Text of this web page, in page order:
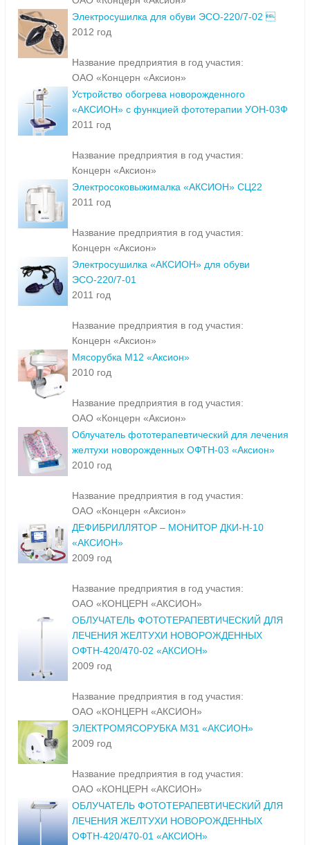
Электросушилка для обуви ЭСО-220/7-02 
2012 год
Название предприятия в год участия:
ОАО «Концерн «Аксион»
Устройство обогрева новорожденного
«АКСИОН» с функцией фототерапии УОН-03Ф
2011 год
Название предприятия в год участия:
Концерн «Аксион»
Электросоковыжималка «АКСИОН» СЦ22
2011 год
Название предприятия в год участия:
Концерн «Аксион»
Электросушилка «АКСИОН» для обуви
ЭСО-220/7-01
2011 год
Название предприятия в год участия:
Концерн «Аксион»
Мясорубка М12 «Аксион»
2010 год
Название предприятия в год участия:
ОАО «Концерн «Аксион»
Облучатель фототерапевтический для лечения
желтухи новорожденных ОФТН-03 «Аксион»
2010 год
Название предприятия в год участия:
ОАО «Концерн «Аксион»
ДЕФИБРИЛЛЯТОР – МОНИТОР ДКИ-Н-10
«АКСИОН»
2009 год
Название предприятия в год участия:
ОАО «КОНЦЕРН «АКСИОН»
ОБЛУЧАТЕЛЬ ФОТОТЕРАПЕВТИЧЕСКИЙ ДЛЯ
ЛЕЧЕНИЯ ЖЕЛТУХИ НОВОРОЖДЕННЫХ
ОФТН-420/470-02 «АКСИОН»
2009 год
Название предприятия в год участия:
ОАО «КОНЦЕРН «АКСИОН»
ЭЛЕКТРОМЯСОРУБКА М31 «АКСИОН»
2009 год
Название предприятия в год участия:
ОАО «КОНЦЕРН «АКСИОН»
ОБЛУЧАТЕЛЬ ФОТОТЕРАПЕВТИЧЕСКИЙ ДЛЯ
ЛЕЧЕНИЯ ЖЕЛТУХИ НОВОРОЖДЕННЫХ
ОФТН-420/470-01 «АКСИОН»